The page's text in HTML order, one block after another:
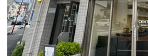
第4位
4,080
4ＬＤ
淵野辺
歩17分